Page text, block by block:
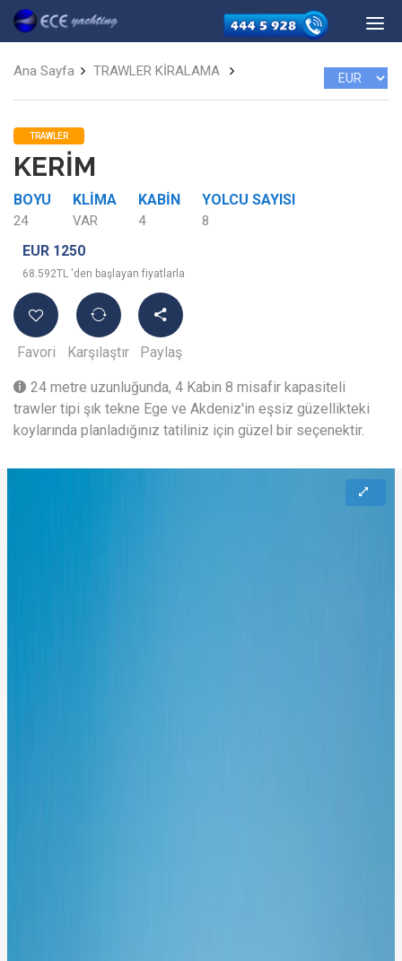
Ana Sayfa TRAWLER KİRALAMA
TRAWLER
KERİM
BOYU
24
KLIMA
VAR
KABIN
4
YOLCU SAYISI
8
EUR 1250
68.592TL 'den başlayan fiyatlarla
Favori Karşılaştır Paylaş
24 metre uzunluğunda, 4 Kabin 8 misafir kapasiteli
trawler tipi şık tekne Ege ve Akdeniz'in eşsiz güzellikteki
koylarında planladığınız tatiliniz için güzel bir seçenektir.